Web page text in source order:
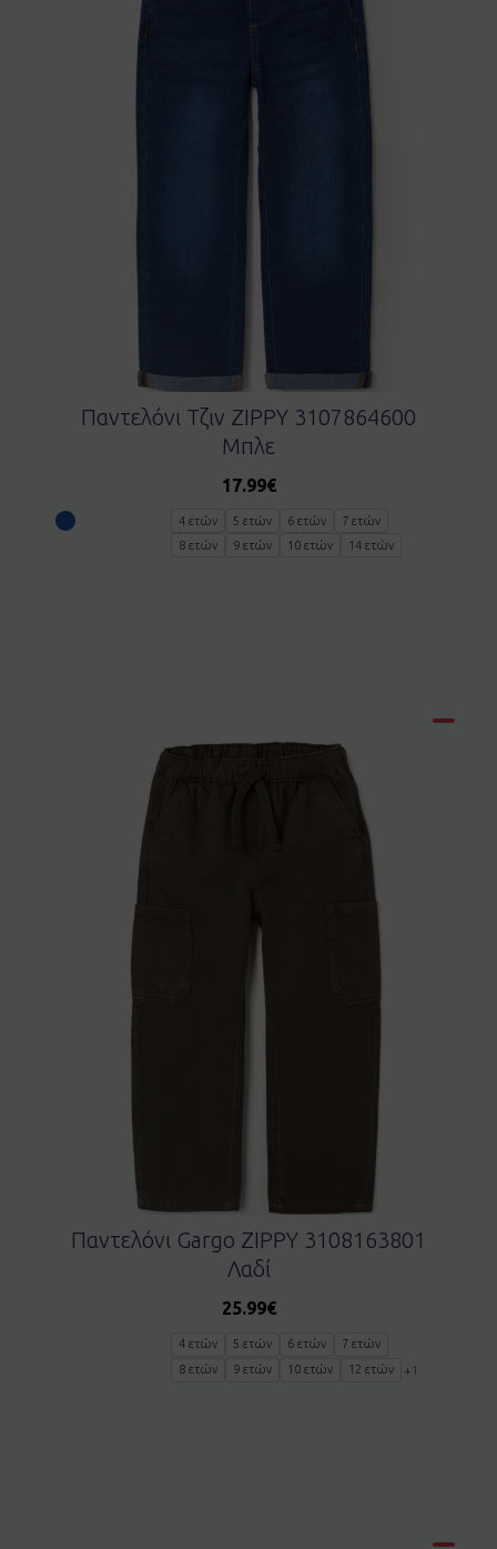
Παντελόνι Τζιν ZIPPY 3107864600
Μπλε
17.99€
4 ετών 5 ετών 6 ετών
7 ετών
8 ετών
9 ετών 10 ετών 14 ετών
Παντελόνι Gargo ZIPPY 3108163801
Λαδί
25.99€
4 ετών 5 ετών 6 ετών
7 ετών
8 ετών
9 ετών 10 ετών 12 ετών +1